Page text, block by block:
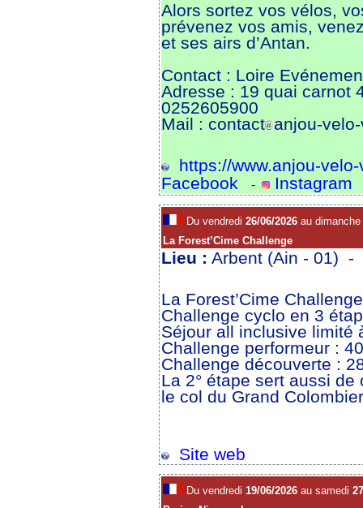
Alors sortez vos vélos,
prévenez vos amis,
et ses airs d’Antan.
Contact : Loire
Adresse : 19 quai carnot
0252605900
Mail : contact anjou-
https://www.anjou-velo-
Facebook - Instagram
Du vendredi 26/06/2026au dimanche
La Forest’Cime Challenge
Lieu : Arbent (Ain - 01) -
La Forest’Cime Challenge
Challenge cyclo en 3
Séjour all inclusive limité
Challenge performeur :
Challenge découverte :
La 2° étape sert aussi
le col du Grand Colombier
Site web
Du vendredi 19/06/2026au samedi